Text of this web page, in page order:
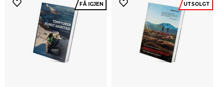
FÅ IGJEN UTSOLGT